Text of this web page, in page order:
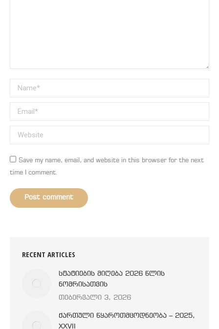
Name *
Email *
Website
Save my name, email, and website in this browser for the next
time I comment.
Post comment
RECENT ARTICLES
სტატიების მიღება 2026 წლის
ნომრისათვის
თებერვალი 3, 2026
ქართული წყაროთმცოდნეობა – 2025,
XXVII